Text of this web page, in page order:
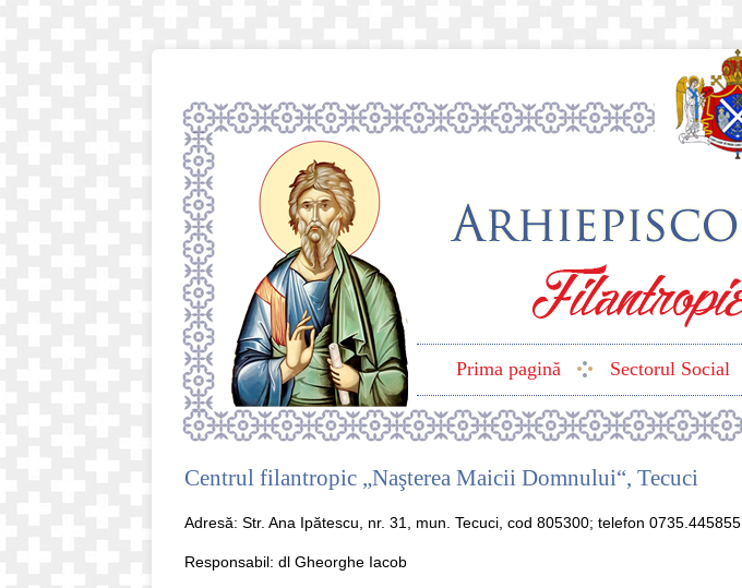
Prima pagină Sectorul Social
Centrul filantropic „Naşterea Maicii Domnului“, Tecuci
Adresă: Str. Ana Ipătescu, nr. 31, mun. Tecuci, cod 805300; telefon 0735.445855
Responsabil: dl Gheorghe Iacob